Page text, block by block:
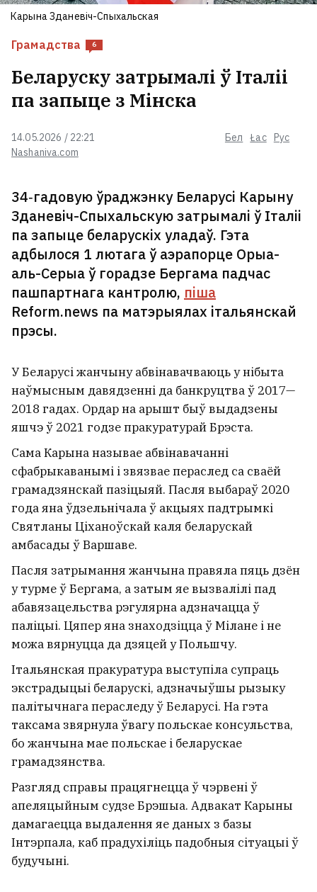
Грамадства 6
Nashaniva.com
14.05.2026 / 22:21 Бел Łac Рус
Беларуску затрымалі ў Італіі
па запыце з Мінска
34‑гадовую ўраджэнку Беларусі Карыну
Зданевіч-Спыхальскую затрымалі ў Італіі
па запыце беларускіх уладаў. Гэта
адбылося 1 лютага ў аэрапорце Орыа-
аль-Серыа ў горадзе Бергама падчас
пашпартнага кантролю, піша
Reform.news па матэрыялах італьянскай
прэсы.
Карына Зданевіч-Спыхальская
У Беларусі жанчыну абвінавачваюць у нібыта
наўмысным давядзенні да банкруцтва ў 2017—
2018 гадах. Ордар на арышт быў выдадзены
яшчэ ў 2021 годзе пракуратурай Брэста.
Сама Карынa называе абвінавачанні
сфабрыкаванымі і звязвае пераслед са сваёй
грамадзянскай пазіцыяй. Пасля выбараў 2020
года яна ўдзельнічала ў акцыях падтрымкі
Святланы Ціханоўскай каля беларускай
амбасады ў Варшаве.
Пасля затрымання жанчына правяла пяць дзён
у турме ў Бергама, а затым яе вызвалілі пад
абавязацельства рэгулярна адзначацца ў
паліцыі. Цяпер яна знаходзіцца ў Мілане і не
можа вярнуцца да дзяцей у Польшчу.
Італьянская пракуратура выступіла супраць
экстрадыцыі беларускі, адзначыўшы рызыку
палітычнага пераследу ў Беларусі. На гэта
таксама звярнула ўвагу польскае консульства,
бо жанчына мае польскае і беларускае
грамадзянства.
Разгляд справы працягнецца ў чэрвені ў
апеляцыйным судзе Брэшыа. Адвакат Карыны
дамагаецца выдалення яе даных з базы
Інтэрпала, каб прадухіліць падобныя сітуацыі ў
будучыні.
Мінску махляры прымусілі
астрыгчы сабе валасы
Статкевіч — амерыканскаму
дыпламату на мяжы: Вам
патрэбны толькі добры піяр, а я
дзеля гэтага павінен адмовіцца
грошы на рахунак
3
У Мазыры проста пекла. Там ужо
+35°C
Палякі ўсё часцей не
прапускаюць да сябе беларусаў
на аўтамабілях. Вось у чым
праблема
9
«Экстрэмісцкім» прызналі сайт
тэлеканала «Еўраньюс»